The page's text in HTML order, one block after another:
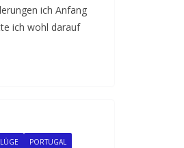
ich Anfang
ich wohl darauf
PORTUGAL